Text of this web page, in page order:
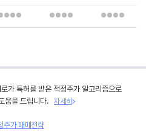
가 특허를 받은 적정주가 알고리즘으로
움을 드립니다.
자세히
주가 매매전략